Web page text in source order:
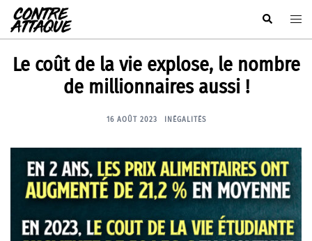
Aller
au
contenu
Rechercher
Le coût de la vie explose, le nombre
de millionnaires aussi !
16 AOÛT 2023 INÉGALITÉS